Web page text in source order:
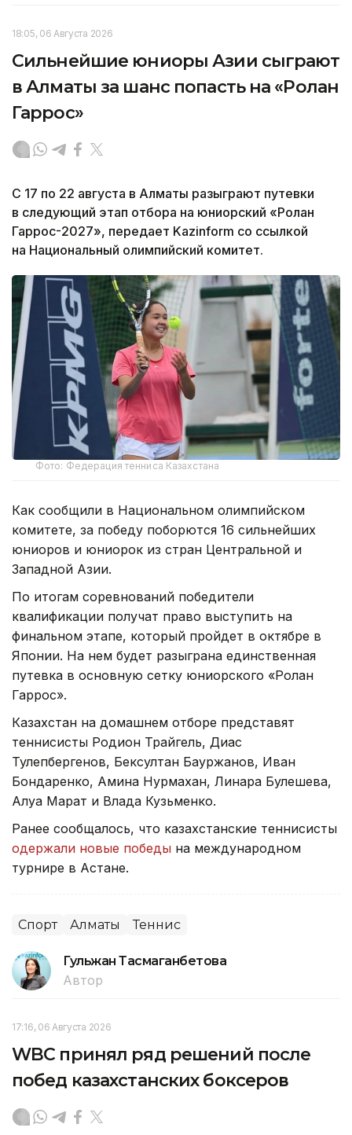
18:05, 06 Августа 2026
Сильнейшие юниоры Азии сыграют
в Алматы за шанс попасть на «Ролан
Гаррос»
С 17 по 22 августа в Алматы разыграют путевки
в следующий этап отбора на юниорский «Ролан
Гаррос-2027», передает Kazinform со ссылкой
на Национальный олимпийский комитет.
Фото: Федерация тенниса Казахстана
Как сообщили в Национальном олимпийском
комитете, за победу поборются 16 сильнейших
юниоров и юниорок из стран Центральной и
Западной Азии.
По итогам соревнований победители
квалификации получат право выступить на
финальном этапе, который пройдет в октябре в
Японии. На нем будет разыграна единственная
путевка в основную сетку юниорского «Ролан
Гаррос».
Казахстан на домашнем отборе представят
теннисисты Родион Трайгель, Диас
Тулепбергенов, Бексултан Бауржанов, Иван
Бондаренко, Амина Нурмахан, Линара Булешева,
Алуа Марат и Влада Кузьменко.
Ранее сообщалось, что казахстанские теннисисты
одержали новые победы на международном
турнире в Астане.
Спорт Алматы Теннис
Гульжан Тасмаганбетова
Автор
17:16, 06 Августа 2026
WBC принял ряд решений после
побед казахстанских боксеров